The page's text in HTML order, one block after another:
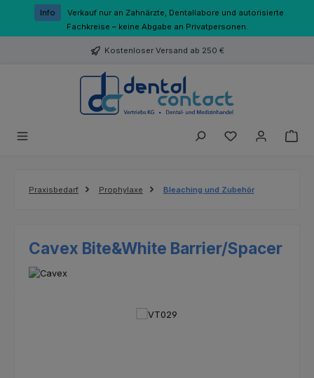
Zum Hauptinhalt springen
Info
Verkauf nur an Zahnärzte, Dentallabore und autorisierte
Fachkreise – keine Abgabe an Privatpersonen.
Kostenloser Versand ab 250 €
Du hast 0
Praxisbedarf Prophylaxe Bleaching und Zubehör
Cavex Bite&White Barrier/Spacer